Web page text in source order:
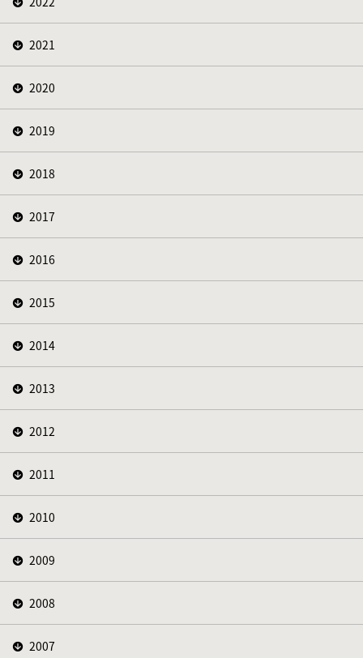
2021
2020
2019
2018
2017
2016
2015
2014
2013
2012
2011
2010
2009
2008
2007